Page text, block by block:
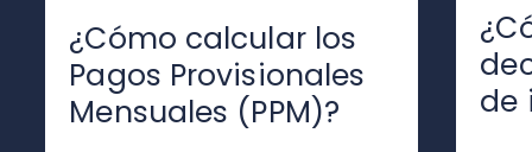
¿Cómo calcular los
Pagos Provisionales
Mensuales (PPM)?
de